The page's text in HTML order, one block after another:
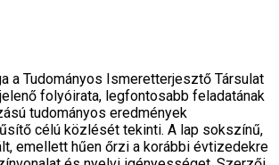
a Tudományos Ismeretterjesztő Társulat
folyóirata, legfontosabb feladatának
tudományos eredmények
célú közlését tekinti. A lap sokszínű,
emellett hűen őrzi a korábbi évtizedekre